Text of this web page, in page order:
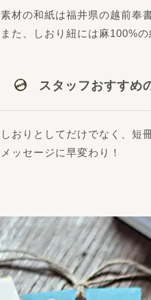
素材の和紙は福井県の越前奉
また、しおり紐には麻100%
スタッフおすすめ
しおりとしてだけでなく、短
メッセージに早変わり！